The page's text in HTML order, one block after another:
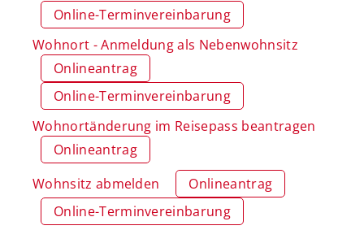
Online-Terminvereinbarung
Wohnort - Anmeldung als Nebenwohnsitz
Onlineantrag
Online-Terminvereinbarung
Wohnortänderung im Reisepass beantragen
Onlineantrag
Wohnsitz abmelden
Onlineantrag
Online-Terminvereinbarung